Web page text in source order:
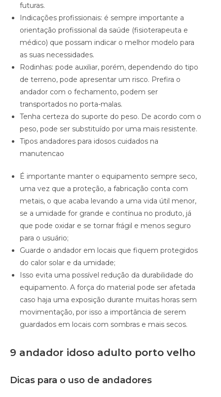
futuras.
Indicações profissionais: é sempre importante a
orientação profissional da saúde (fisioterapeuta e
médico) que possam indicar o melhor modelo para
as suas necessidades.
Rodinhas: pode auxiliar, porém, dependendo do tipo
de terreno, pode apresentar um risco. Prefira o
andador com o fechamento, podem ser
transportados no porta-malas.
Tenha certeza do suporte do peso. De acordo com o
peso, pode ser substituído por uma mais resistente.
Tipos andadores para idosos cuidados na
manutencao
É importante manter o equipamento sempre seco,
uma vez que a proteção, a fabricação conta com
metais, o que acaba levando a uma vida útil menor,
se a umidade for grande e contínua no produto, já
que pode oxidar e se tornar frágil e menos seguro
para o usuário;
Guarde o andador em locais que fiquem protegidos
do calor solar e da umidade;
Isso evita uma possível redução da durabilidade do
equipamento. A força do material pode ser afetada
caso haja uma exposição durante muitas horas sem
movimentação, por isso a importância de serem
guardados em locais com sombras e mais secos.
9 andador idoso adulto porto velho
Dicas para o uso de andadores